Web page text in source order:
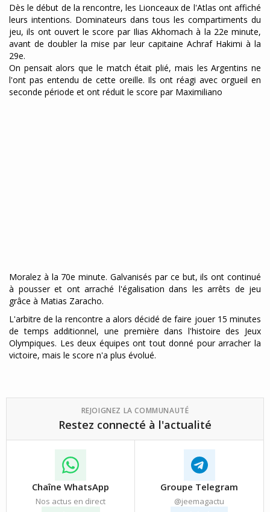
Dès le début de la rencontre, les Lionceaux de l'Atlas ont affiché
leurs intentions. Dominateurs dans tous les compartiments du
jeu, ils ont ouvert le score par Ilias Akhomach à la 22e minute,
avant de doubler la mise par leur capitaine Achraf Hakimi à la
29e.
On pensait alors que le match était plié, mais les Argentins ne
l'ont pas entendu de cette oreille. Ils ont réagi avec orgueil en
seconde période et ont réduit le score par Maximiliano
Moralez à la 70e minute. Galvanisés par ce but, ils ont continué
à pousser et ont arraché l'égalisation dans les arrêts de jeu
grâce à Matias Zaracho.
L'arbitre de la rencontre a alors décidé de faire jouer 15 minutes
de temps additionnel, une première dans l'histoire des Jeux
Olympiques. Les deux équipes ont tout donné pour arracher la
victoire, mais le score n'a plus évolué.
REJOIGNEZ LA COMMUNAUTÉ
Restez connecté à l'actualité
Chaîne WhatsApp
Nos actus en direct
Groupe Telegram
@jeemagactu